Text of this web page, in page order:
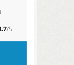
/5